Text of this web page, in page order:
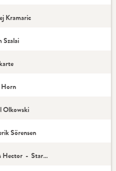
Kramaric
Szalai
Horn
Olkowski
Sörensen
Jonas Hector - Star-Spieler